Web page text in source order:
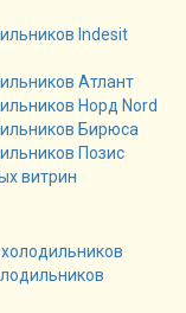
Indesit
Атлант
Норд Nord
Бирюса
Позис
витрин